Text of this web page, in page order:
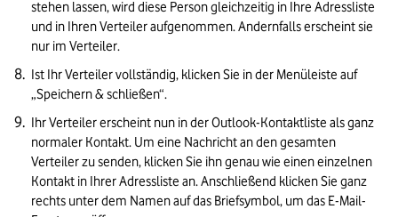
stehen lassen, wird diese Person gleichzeitig in Ihre Adressliste
und in Ihren Verteiler aufgenommen. Andernfalls erscheint sie
nur im Verteiler.
Ist Ihr Verteiler vollständig, klicken Sie in der Menüleiste auf
„Speichern & schließen“.
Ihr Verteiler erscheint nun in der Outlook-Kontaktliste als ganz
normaler Kontakt. Um eine Nachricht an den gesamten
Verteiler zu senden, klicken Sie ihn genau wie einen einzelnen
Kontakt in Ihrer Adressliste an. Anschließend klicken Sie ganz
rechts unter dem Namen auf das Briefsymbol, um das E-Mail-